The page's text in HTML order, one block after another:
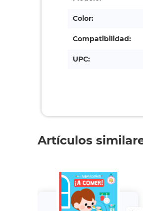
Color:
Compatibilidad:
UPC:
Artículos